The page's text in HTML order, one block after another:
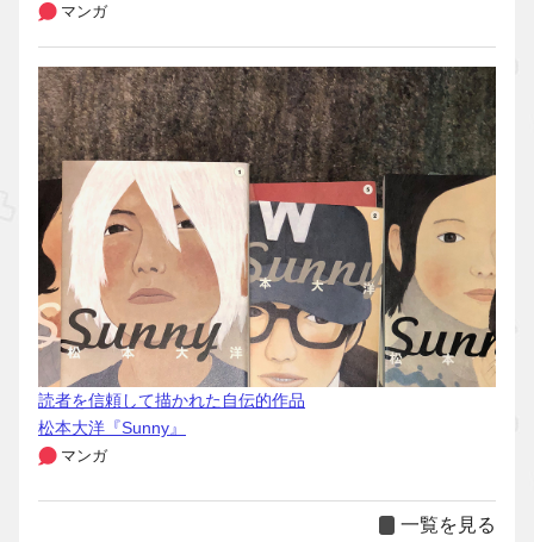
マンガ
読者を信頼して描かれた自伝的作品
松本大洋『Sunny』
マンガ
一覧を見る